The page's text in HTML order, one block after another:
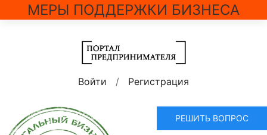
МЕРЫ ПОДДЕРЖКИ БИЗНЕСА
Войти / Регистрация
РЕШИТЬ ВОПРОС